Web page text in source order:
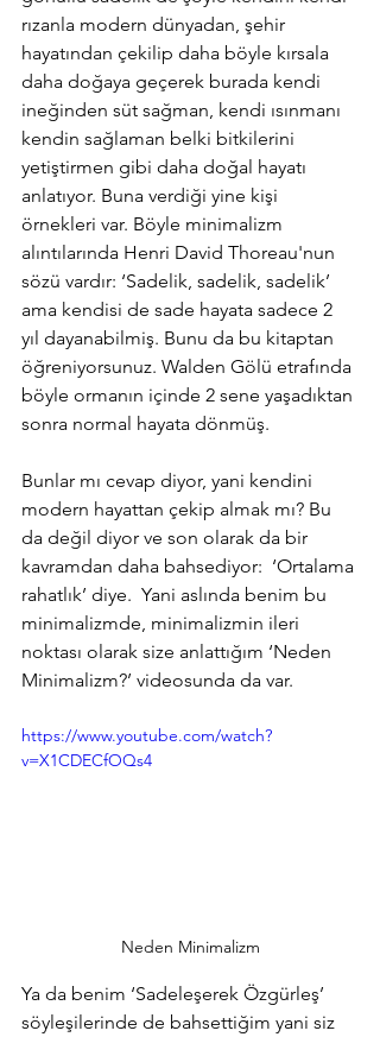
rızanla modern dünyadan, şehir
hayatından çekilip daha böyle kırsala
daha doğaya geçerek burada kendi
ineğinden süt sağman, kendi ısınmanı
kendin sağlaman belki bitkilerini
yetiştirmen gibi daha doğal hayatı
anlatıyor. Buna verdiği yine kişi
örnekleri var. Böyle minimalizm
alıntılarında Henri David Thoreau'nun
sözü vardır: ‘Sadelik, sadelik, sadelik’
ama kendisi de sade hayata sadece 2
yıl dayanabilmiş. Bunu da bu kitaptan
öğreniyorsunuz. Walden Gölü etrafında
böyle ormanın içinde 2 sene yaşadıktan
sonra normal hayata dönmüş.
Bunlar mı cevap diyor, yani kendini
modern hayattan çekip almak mı? Bu
da değil diyor ve son olarak da bir
kavramdan daha bahsediyor:  ‘Ortalama
rahatlık’ diye.  Yani aslında benim bu
minimalizmde, minimalizmin ileri
noktası olarak size anlattığım ‘Neden
Minimalizm?’ videosunda da var.
https://www.youtube.com/watch?
v=X1CDECfOQs4
Neden Minimalizm
Ya da benim ‘Sadeleşerek Özgürleş’
söyleşilerinde de bahsettiğim yani siz